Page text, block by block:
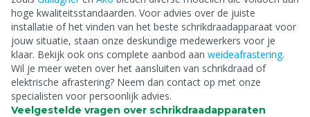
hoge kwaliteitsstandaarden. Voor advies over de juiste
installatie of het vinden van het beste schrikdraadapparaat voor
jouw situatie, staan onze deskundige medewerkers voor je
klaar. Bekijk ook ons complete aanbod aan weideafrastering.
Wil je meer weten over het aansluiten van schrikdraad of
elektrische afrastering? Neem dan contact op met onze
specialisten voor persoonlijk advies.
Veelgestelde vragen over schrikdraadapparaten